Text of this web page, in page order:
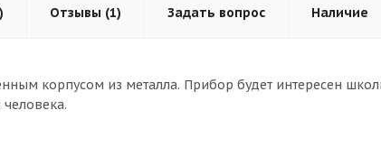
Отзывы (1) Задать вопрос Наличие
корпусом из металла. Прибор будет интересен